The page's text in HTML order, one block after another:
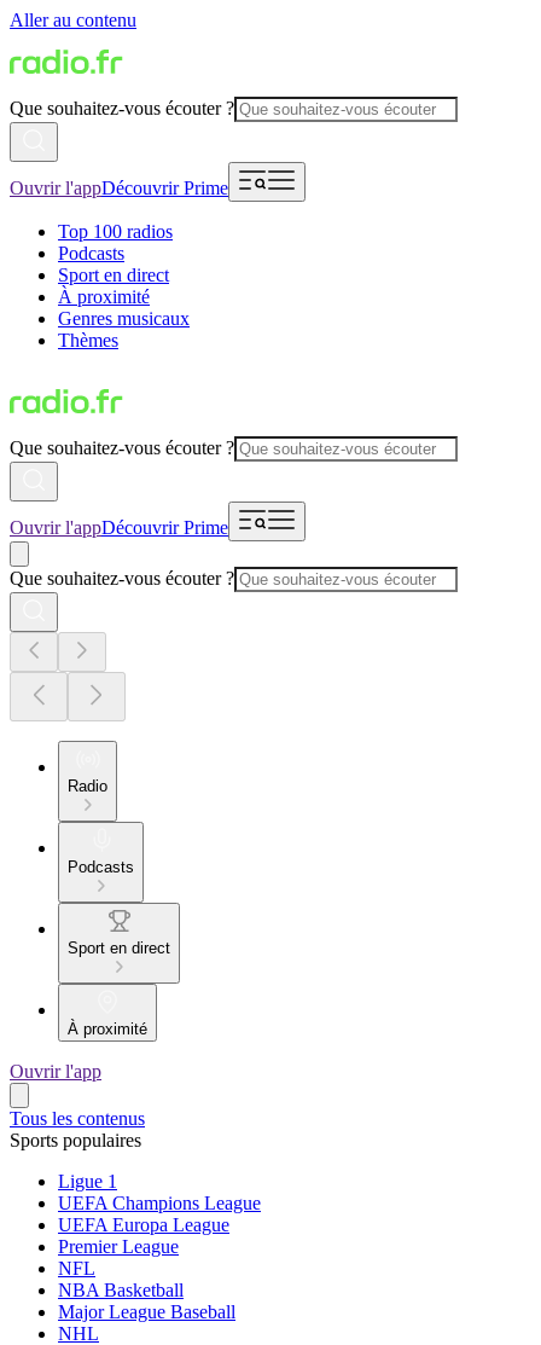
Aller au contenu
Que souhaitez-vous écouter ?
Ouvrir l'appDécouvrir Prime
Top 100 radios
Podcasts
Sport en direct
À proximité
Genres musicaux
Thèmes
Que souhaitez-vous écouter ?
Ouvrir l'appDécouvrir Prime
Que souhaitez-vous écouter ?
Radio
Podcasts
Sport en direct
À proximité
Ouvrir l'app
Tous les contenus
Sports populaires
Ligue 1
UEFA Champions League
UEFA Europa League
Premier League
NFL
NBA Basketball
Major League Baseball
NHL